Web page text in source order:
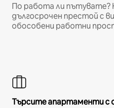
По работа ли
дългосрочен престой с
обособени работни
Търсите апартаменти с